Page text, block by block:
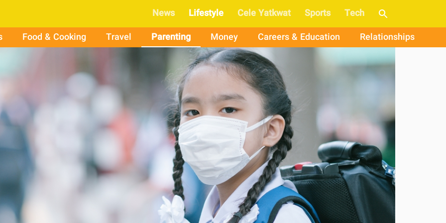
News Lifestyle Cele Yatkwat Sports
Tech
Food & Cooking Travel Parenting Money Careers & Education
Relationships